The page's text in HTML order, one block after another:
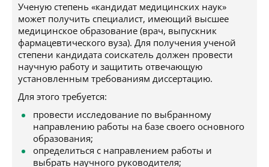
Ученую степень «кандидат медицинских наук»
может получить специалист, имеющий высшее
медицинское образование (врач, выпускник
фармацевтического вуза). Для получения ученой
степени кандидата соискатель должен провести
научную работу и защитить отвечающую
установленным требованиям диссертацию.
Для этого требуется:
провести исследование по выбранному
направлению работы на базе своего основного
образования;
определиться с направлением работы и
выбрать научного руководителя;